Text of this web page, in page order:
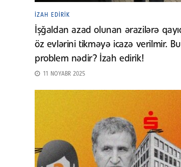
İZAH EDIRIK
İşğaldan azad olunan ərazilərə
öz evlərini tikməyə icazə verilmir.
problem nədir? İzah edirik!
11 NOYABR 2025